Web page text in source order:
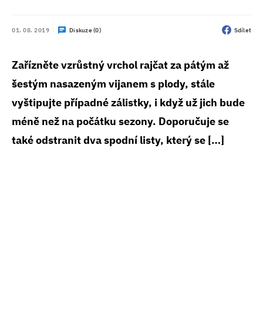
01. 08. 2019 Diskuze (0) Sdílet
Zařízněte vzrůstný vrchol rajčat za pátým až
šestým nasazeným vijanem s plody, stále
vyštipujte případné zálistky, i když už jich bude
méně než na počátku sezony. Doporučuje se
také odstranit dva spodní listy, který se […]